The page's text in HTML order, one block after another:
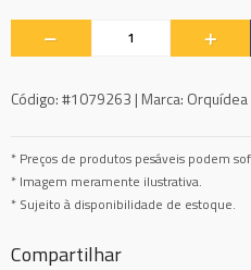
Código:#1079263 | Marca: Orquídea
* Preços de produtos pesáveis podem
* Imagem meramente ilustrativa.
* Sujeito à disponibilidade de estoque.
Compartilhar